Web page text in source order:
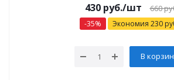
430руб./шт 660
-35% Экономия 230
В